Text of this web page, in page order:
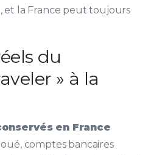
et la France peut toujours
du
» à la
en France
comptes bancaires